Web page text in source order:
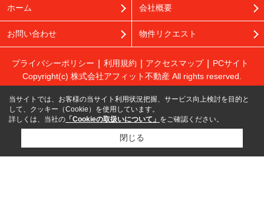
ホーム 会社概要
お問い合わせ 物件リクエスト
プライバシーポリシー 利用規約 アクセスマップ
PCサイト
Copyright(c) 株式会社アフィット不動産 All rights reserved.
当サイトでは、お客様の当サイト利用状況把握、サービス向上検討を目的と
して、クッキー（Cookie）を使用しています。
詳しくは、当社の 「Cookieの取扱いについて」 をご確認ください。
閉じる